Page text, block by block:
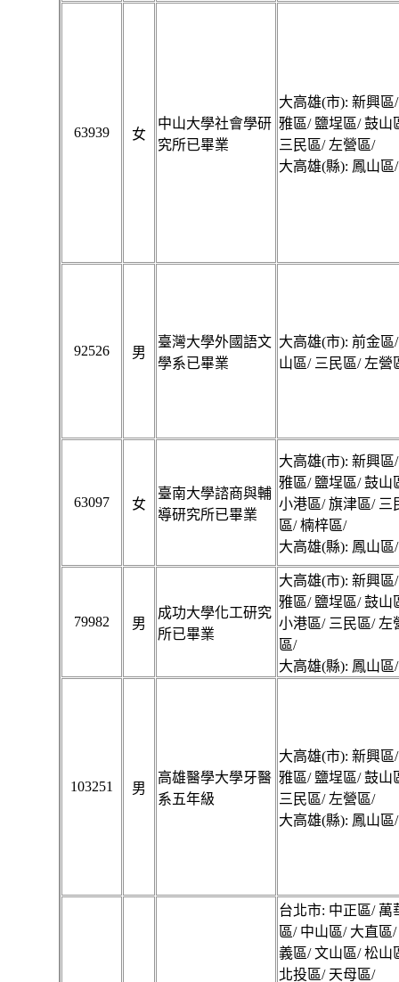
63939 女
中山大學社會學研
究所已畢業
大高雄(市): 新興區
雅區/ 鹽埕區/ 鼓山
三民區/ 左營區/
大高雄(縣): 鳳山區/
92526 男
臺灣大學外國語文
學系已畢業
大高雄(市): 前金區
山區/ 三民區/ 左營
63097 女
臺南大學諮商與輔
導研究所已畢業
大高雄(市): 新興區
雅區/ 鹽埕區/ 鼓山
小港區/ 旗津區/ 三
區/ 楠梓區/
大高雄(縣): 鳳山區/
79982 男
成功大學化工研究
所已畢業
大高雄(市): 新興區
雅區/ 鹽埕區/ 鼓山
小港區/ 三民區/ 左
區/
大高雄(縣): 鳳山區
103251 男
高雄醫學大學牙醫
系五年級
大高雄(市): 新興區
雅區/ 鹽埕區/ 鼓山
三民區/ 左營區/
大高雄(縣): 鳳山區/
台北市: 中正區/ 萬
區/ 中山區/ 大直區
義區/ 文山區/ 松山
北投區/ 天母區/